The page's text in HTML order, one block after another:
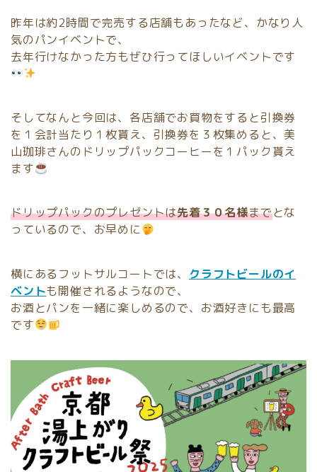
昨年は約2時間で完売する店舗もあったなど、かなり人
気のパンイベントで、
去年行けなかった方もぜひ行ってほしいイベントです
そしてなんと今回は、各店舗でお買物をすると引換券
を１会計当たり１枚貰え、引換券を ３枚集めると、美
山珈琲さんのドリップパックコーヒーを１パック貰え
ます
ドリップパックのプレゼントは先着３０名様までとな
っているので、お早めに
横にあるフットサルコートでは、 クラフトビールのイ
ベントも開催されるようなので、
お酒とパンを一緒に楽しめるので、お酒好きにも最高
です